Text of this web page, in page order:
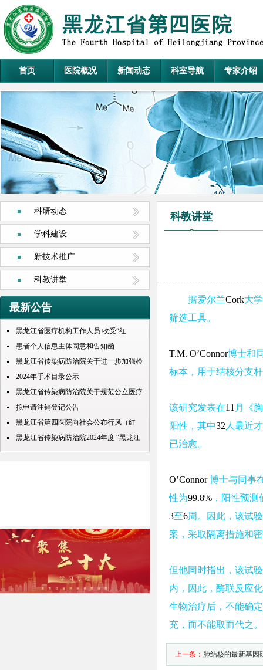
首页 医院概况 新闻动态 科室导航 专家介绍
科研动态
学科建设
新技术推广
科教讲堂
最新公告
黑龙江省医疗机构工作人员 收受“红
包”处理规定
患者个人信息主体同意和告知函
黑龙江省传染病防治院关于进一步加强检
查检验结果互认项目的公示
2024年手术目录公示
黑龙江省传染病防治院关于规范公立医疗
机构预交金管理工作实施情况的通知
拟申请注销登记公告
黑龙江省第四医院向社会公布行风（红
包） 问题投诉举报电话
黑龙江省传染病防治院2024年度 “黑龙江
人才周”公开招聘 拟录取人员名单公示
科教讲堂
据爱尔兰Cork大
筛选工具。
T.M. O’Connor博士和
标本，用于结核分支
该研究发表在11 月《
阳性，其中32 人最近
已治愈。
O’Connor博士与同事
性为99.8% ，阳性预测
3至6周。因此，该试
案，采取隔离措施和
但他同时指出，该试
内，因此，酶联反应
生物治疗后，不能确
充，而不能取而代之。
上一条： 肺结核的最新基因